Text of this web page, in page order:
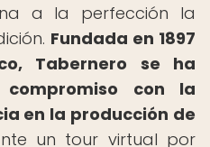
a la perfección la
Fundada en 1897
Tabernero se ha
con la
en la producción de
un tour virtual por